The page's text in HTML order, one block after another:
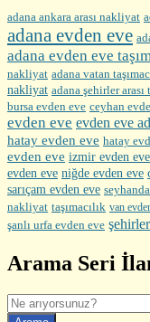
adana ankara arası nakliyat
adana evden eve
adana evden eve
nakliyat adana vatan
nakliyat adana şehirler arası
bursa evden eve ceyhan
evden eve evden eve
hatay evden eve hatay
evden eve izmir evden eve
evden eve niğde evden eve
sarıçam evden eve
nakliyat taşımacılık van
şanlı urfa evden eve
Arama Seri